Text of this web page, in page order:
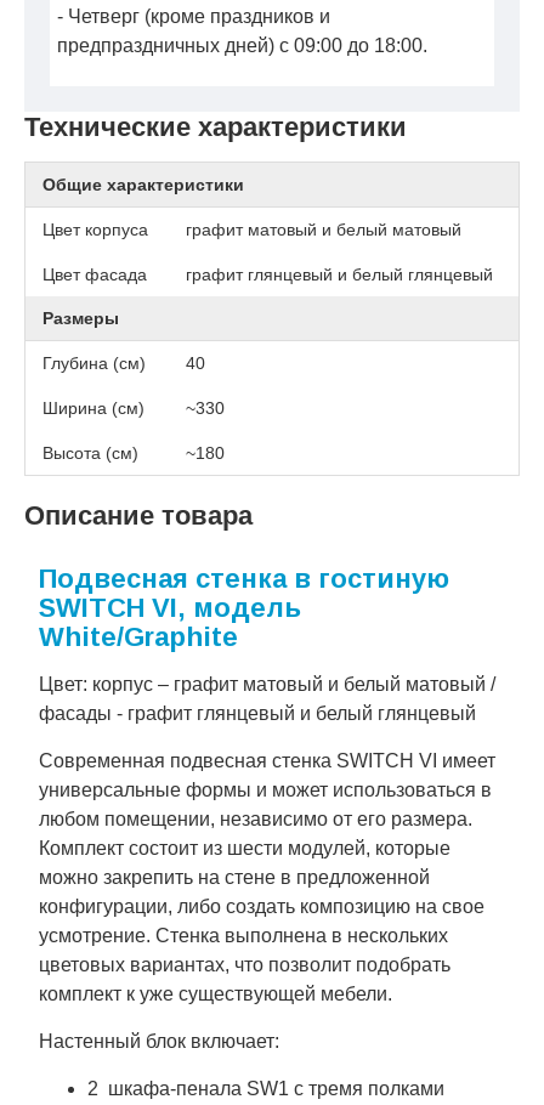
Технические характеристики
Общие характеристики
Цвет корпуса графит матовый и белый матовый
Цвет фасада графит глянцевый и белый глянцевый
Размеры
Глубина (см) 40
Ширина (см) ~330
Высота (см) ~180
Описание товара
Подвесная стенка в гостиную
SWITCH VI, модель
White/Graphite
Цвет: корпус – графит матовый и белый матовый /
фасады - графит глянцевый и белый глянцевый
Современная подвесная стенка SWITCH VI имеет
универсальные формы и может использоваться в
любом помещении, независимо от его размера.
Комплект состоит из шести модулей, которые
можно закрепить на стене в предложенной
конфигурации, либо создать композицию на свое
усмотрение. Стенка выполнена в нескольких
цветовых вариантах, что позволит подобрать
комплект к уже существующей мебели.
Настенный блок включает:
2 шкафа-пенала SW1 с тремя полками
- Четверг (кроме праздников и
предпраздничных дней) с 09:00 до 18:00.